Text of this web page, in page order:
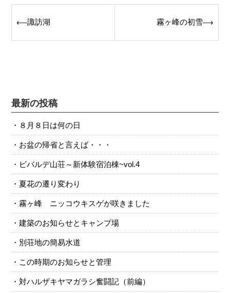
Post
navigation
⟵諏訪湖 霧ヶ峰の初雪⟶
最新の投稿
８月８日は何の日
お盆の帰省と言えば・・・
ビバルデ山荘～新体験宿泊棟~vol.4
夏花の遷り変わり
霧ヶ峰 ニッコウキスゲが咲きました
建築のお知らせとキャンプ場
別荘地の簡易水道
この時期のお知らせと管理
対ハルザキヤマガラシ奮闘記（前編）